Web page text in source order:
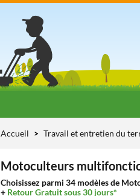
Accueil Travail et entretien du
Motoculteurs
Choisissez parmi 34 modèles de
+ Retour Gratuit sous 30 jours*